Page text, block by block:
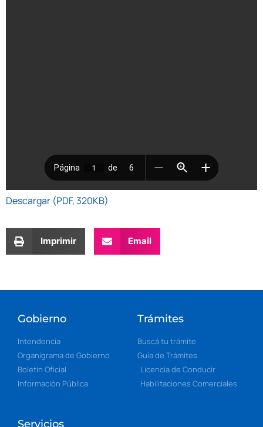
Descargar (PDF, 320KB)
Imprimir Email
Gobierno
Intendencia
Organigrama de Gobierno
Boletín Oficial
Información Pública
Trámites
Buscá tu trámite
Guía de Trámites
Licencia de Conducir
Habilitaciones Comerciales
Servicios